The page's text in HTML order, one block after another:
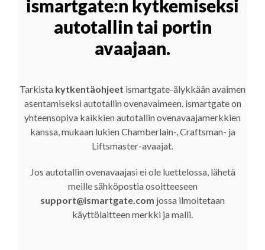
ismartgate:n kytkemiseksi
autotallin tai portin
avaajaan.
Tarkista kytkentäohjeet ismartgate-älykkään avaimen
asentamiseksi autotallin ovenavaimeen. ismartgate on
yhteensopiva kaikkien autotallin ovenavaajamerkkien
kanssa, mukaan lukien Chamberlain-, Craftsman- ja
Liftsmaster-avaajat.
Jos autotallin ovenavaajasi ei ole luettelossa, lähetä
meille sähköpostia osoitteeseen
support@ismartgate.com jossa ilmoitetaan
käyttölaitteen merkki ja malli.